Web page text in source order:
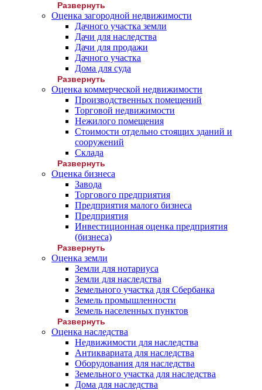
Развернуть
Оценка загородной недвижимости
Дачного участка земли
Дачи для наследства
Дачи для продажи
Дачного участка
Дома для суда
Развернуть
Оценка коммерческой недвижимости
Производственных помещений
Торговой недвижимости
Нежилого помещения
Стоимости отдельно стоящих зданий и
сооружений
Склада
Развернуть
Оценка бизнеса
Завода
Торгового предприятия
Предприятия малого бизнеса
Предприятия
Инвестиционная оценка предприятия
(бизнеса)
Развернуть
Оценка земли
Земли для нотариуса
Земли для наследства
Земельного участка для Сбербанка
Земель промышленности
Земель населенных пунктов
Развернуть
Оценка наследства
Недвижимости для наследства
Антиквариата для наследства
Оборудования для наследства
Земельного участка для наследства
Дома для наследства